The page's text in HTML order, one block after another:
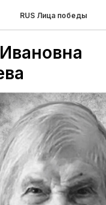
RUS Лица победы